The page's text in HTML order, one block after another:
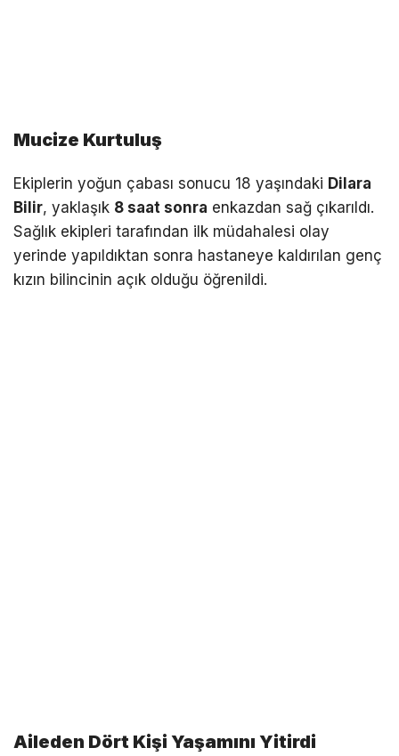
Mucize Kurtuluş
Ekiplerin yoğun çabası sonucu 18 yaşındaki Dilara
Bilir, yaklaşık 8 saat sonra enkazdan sağ çıkarıldı.
Sağlık ekipleri tarafından ilk müdahalesi olay
yerinde yapıldıktan sonra hastaneye kaldırılan genç
kızın bilincinin açık olduğu öğrenildi.
Aileden Dört Kişi Yaşamını Yitirdi